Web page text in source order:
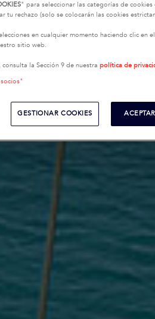
" para seleccionar las categorías de cookies
tu rechazo (solo se colocarán las cookies
en cualquier momento haciendo clic en
sitio web.
consulta la Sección 9 de nuestra política de
GESTIONAR COOKIES